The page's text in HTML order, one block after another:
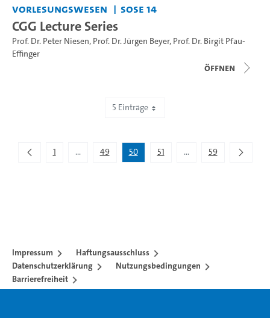
Vorlesungswesen
SoSe 14
CGG Lecture Series
Prof. Dr. Peter Niesen, Prof. Dr. Jürgen Beyer, Prof. Dr. Birgit Pfau-
Effinger
Öffnen
5 Einträge
1 ...
Zwischenseiten Navigieren mit TAB-Taste.
49 50 51 ...
Zwischenseiten
59
Impressum
Haftungsausschluss
Datenschutzerklärung
Nutzungsbedingungen
Barrierefreiheit